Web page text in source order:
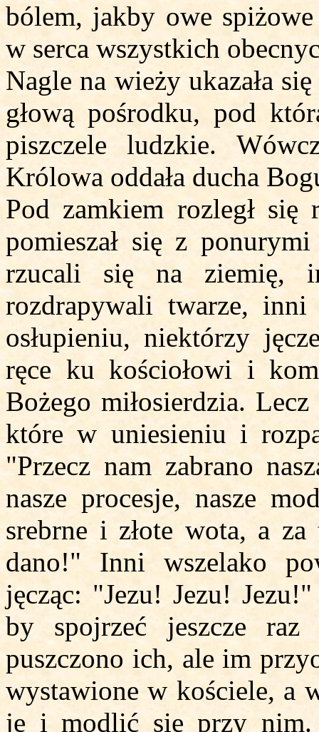
bólem, jakby owe
w serca wszystkich
Nagle na wieży ukazała
głową pośrodku, pod
piszczele ludzkie.
Królowa oddała ducha
Pod zamkiem rozległ
pomieszał się z
rzucali się na ziemię,
rozdrapywali twarze,
osłupieniu, niektórzy
ręce ku kościołowi i
Bożego miłosierdzia.
które w uniesieniu i
"Przecz nam zabrano
nasze procesje, nasze
srebrne i złote wota, a
dano!" Inni wszelako
jęcząc: "Jezu! Jezu!
by spojrzeć jeszcze
puszczono ich, ale im
wystawione w kościele, a
je i modlić się przy nim.